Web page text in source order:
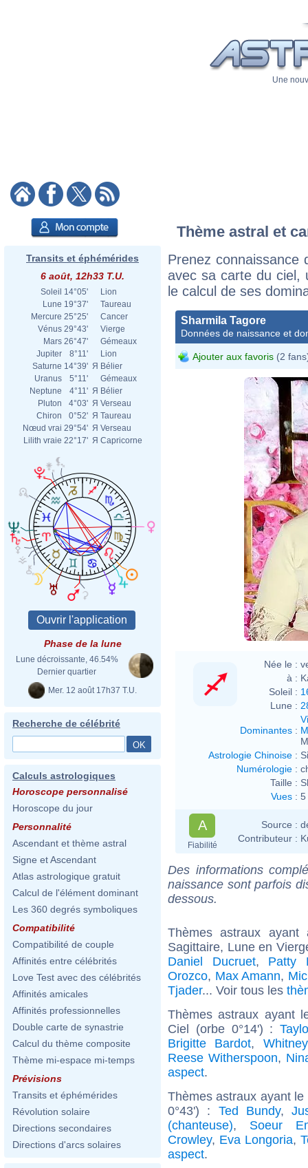
Une
Transits et éphémérides
6 août, 12h33 T.U.
Soleil 14°05'
Lion
Lune 19°37'
Taureau
Mercure 25°25'
Cancer
Vénus 29°43'
Vierge
Mars 26°47'
Gémeaux
Jupiter
8°11'
Lion
Saturne 14°39' Я Bélier
Uranus
5°11'
Gémeaux
Neptune
4°11' Я Bélier
Pluton
4°03' Я Verseau
Chiron
0°52' Я Taureau
Nœud vrai 29°54' Я Verseau
Lilith vraie 22°17' Я Capricorne
Phase de la lune
Lune décroissante, 46.54%
Dernier quartier
Mer. 12 août 17h37 T.U.
Recherche de célébrité
Calculs astrologiques
Horoscope personnalisé
Horoscope du jour
Personnalité
Ascendant et thème astral
Signe et Ascendant
Atlas astrologique gratuit
Calcul de l'élément dominant
Les 360 degrés symboliques
Compatibilité
Compatibilité de couple
Affinités entre célébrités
Love Test avec des célébrités
Affinités amicales
Affinités professionnelles
Double carte de synastrie
Calcul du thème composite
Thème mi-espace mi-temps
Prévisions
Transits et éphémérides
Révolution solaire
Directions secondaires
Directions d'arcs solaires
Thème astral et
Prenez connaissance
avec sa carte du ciel,
le calcul de ses
Sharmila Tagore
Données de naissance et
Ajouter aux favoris (2
Née le :
à :
Soleil :
Lune :
Dominantes :
Astrologie Chinoise :
Numérologie :
Taille :
Vues : 5
A
Fiabilité
Source :
Contributeur :
Des informations
naissance sont parfois
dessous.
Thèmes astraux
Sagittaire, Lune en
Daniel Ducruet, Patty
Orozco, Max Amann,
Tjader... Voir tous les
Thèmes astraux ayant
Ciel (orbe 0°14') :
Brigitte Bardot,
Reese Witherspoon,
aspect.
Thèmes astraux ayant
0°43') : Ted Bundy,
(chanteuse), Soeur
Crowley, Eva Longoria,
aspect.